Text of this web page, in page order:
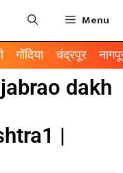
Menu
गोंदिया चंद्रपूर
dakh
|